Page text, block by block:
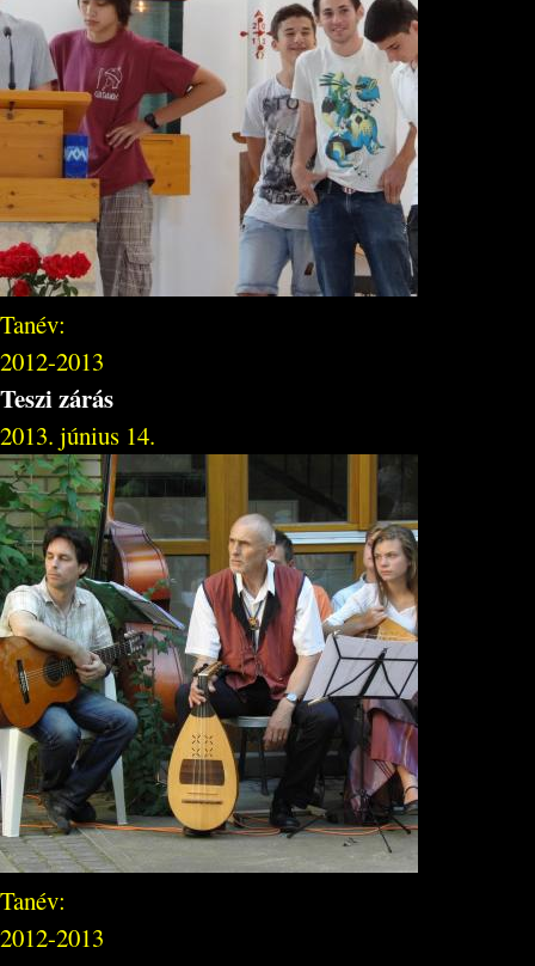
Tanév:
2012-2013
Teszi zárás
2013. június 14.
Tanév:
2012-2013